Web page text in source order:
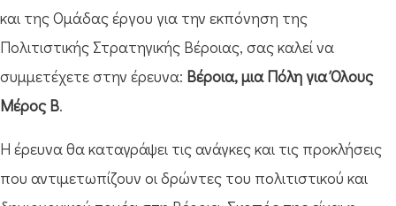
και της Ομάδας έργου για την εκπόνηση της
Πολιτιστικής Στρατηγικής Βέροιας, σας καλεί να
συμμετέχετε στην έρευνα: Βέροια, μια Πόλη για Όλους
Μέρος Β.
Η έρευνα θα καταγράψει τις ανάγκες και τις προκλήσεις
που αντιμετωπίζουν οι δρώντες του πολιτιστικού και